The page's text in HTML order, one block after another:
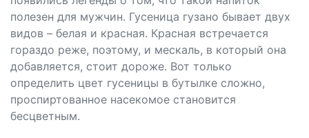
полезен для мужчин. Гусеница гузано бывает двух
видов – белая и красная. Красная встречается
гораздо реже, поэтому, и мескаль, в который она
добавляется, стоит дороже. Вот только
определить цвет гусеницы в бутылке сложно,
проспиртованное насекомое становится
бесцветным.